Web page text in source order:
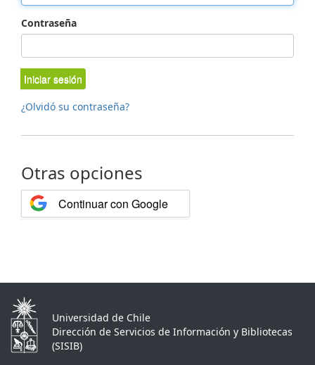
Contraseña
Iniciar sesión
¿Olvidó su contraseña?
Otras opciones
Continuar con Google
Universidad de Chile
Dirección de Servicios de Información y Bibliotecas
(SISIB)